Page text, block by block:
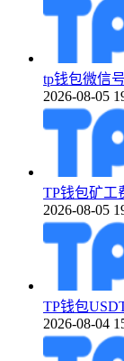
tp钱包微信
2026-08-05
TP钱包矿工
2026-08-05
TP钱包
2026-08-04